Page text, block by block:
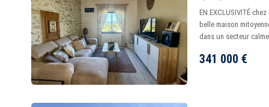
EN EXCLUSIVITÉ
belle maison
dans un secteur
341 000 €